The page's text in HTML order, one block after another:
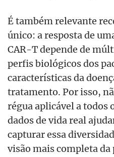
É também relevante
único: a resposta de
CAR-T depende de
perfis biológicos dos
características da
tratamento. Por isso,
régua aplicável a todos
dados de vida real
capturar essa
visão mais completa